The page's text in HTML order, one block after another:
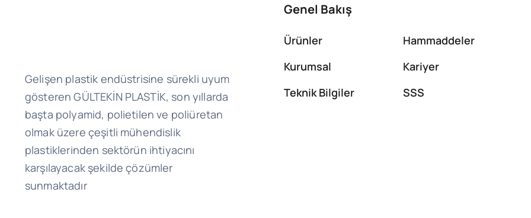
Gelişen plastik endüstrisine sürekli uyum
gösteren GÜLTEKİN PLASTİK, son yıllarda
başta polyamid, polietilen ve poliüretan
olmak üzere çeşitli mühendislik
plastiklerinden sektörün ihtiyacını
karşılayacak şekilde çözümler
sunmaktadır
Genel Bakış
Ürünler
Kurumsal
Teknik Bilgiler
Hammaddeler
Kariyer
SSS